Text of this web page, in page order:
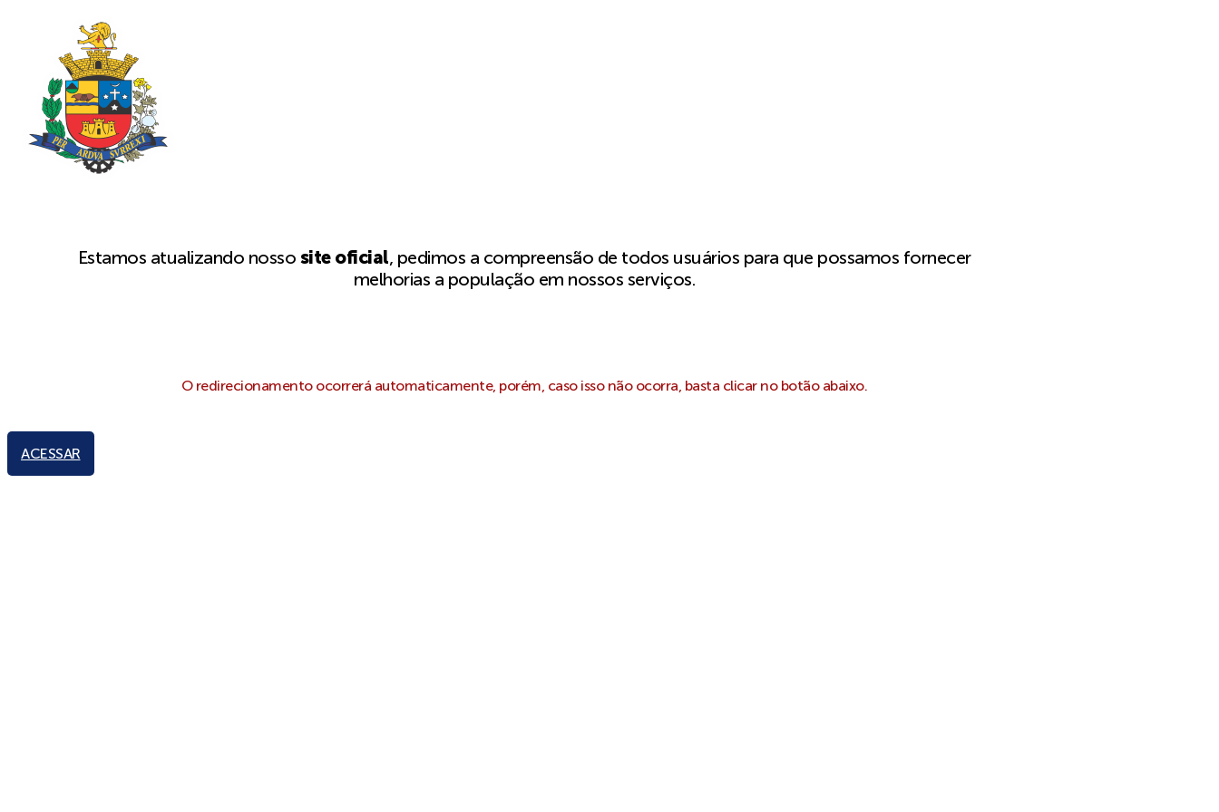
Estamos atualizando nosso site oficial, pedimos a compreensão de todos usuários para que possamos fornecer
melhorias a população em nossos serviços.
O redirecionamento ocorrerá automaticamente, porém, caso isso não ocorra, basta clicar no botão abaixo.
ACESSAR